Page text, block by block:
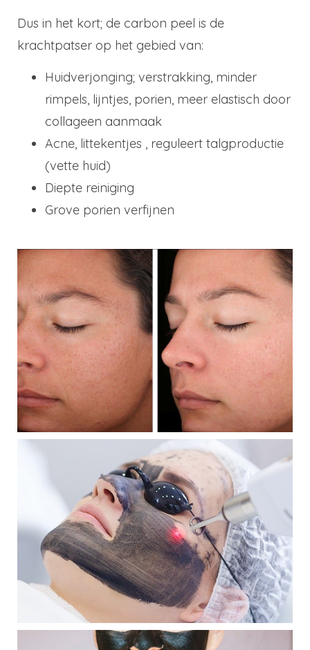
Dus in het kort; de carbon peel is de
krachtpatser op het gebied van:
Huidverjonging; verstrakking, minder
rimpels, lijntjes, porien, meer elastisch door
collageen aanmaak
Acne, littekentjes , reguleert talgproductie
(vette huid)
Diepte reiniging
Grove porien verfijnen